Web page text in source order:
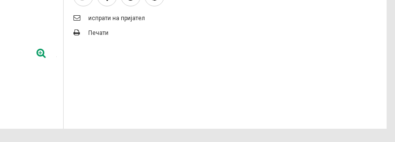
испрати на пријател
Печати